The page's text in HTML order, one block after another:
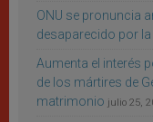
ONU se pronuncia
desaparecido por
Aumenta el interés
de los mártires de
matrimonio julio 25,